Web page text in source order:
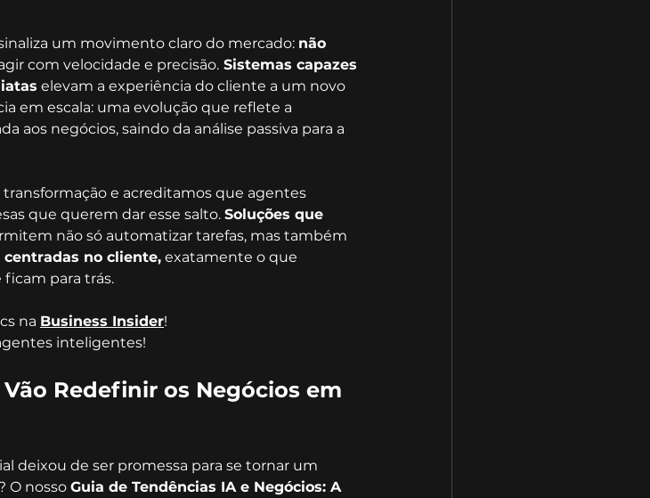
um movimento claro do mercado: não
com velocidade e precisão. Sistemas capazes
elevam a experiência do cliente a um novo
em escala: uma evolução que reflete a
aos negócios, saindo da análise passiva para a
e acreditamos que agentes
que querem dar esse salto. Soluções que
não só automatizar tarefas, mas também
no cliente, exatamente o que
para trás.
na Business Insider!
inteligentes!
Redefinir os Negócios em
deixou de ser promessa para se tornar um
O nosso Guia de Tendências IA e Negócios: A